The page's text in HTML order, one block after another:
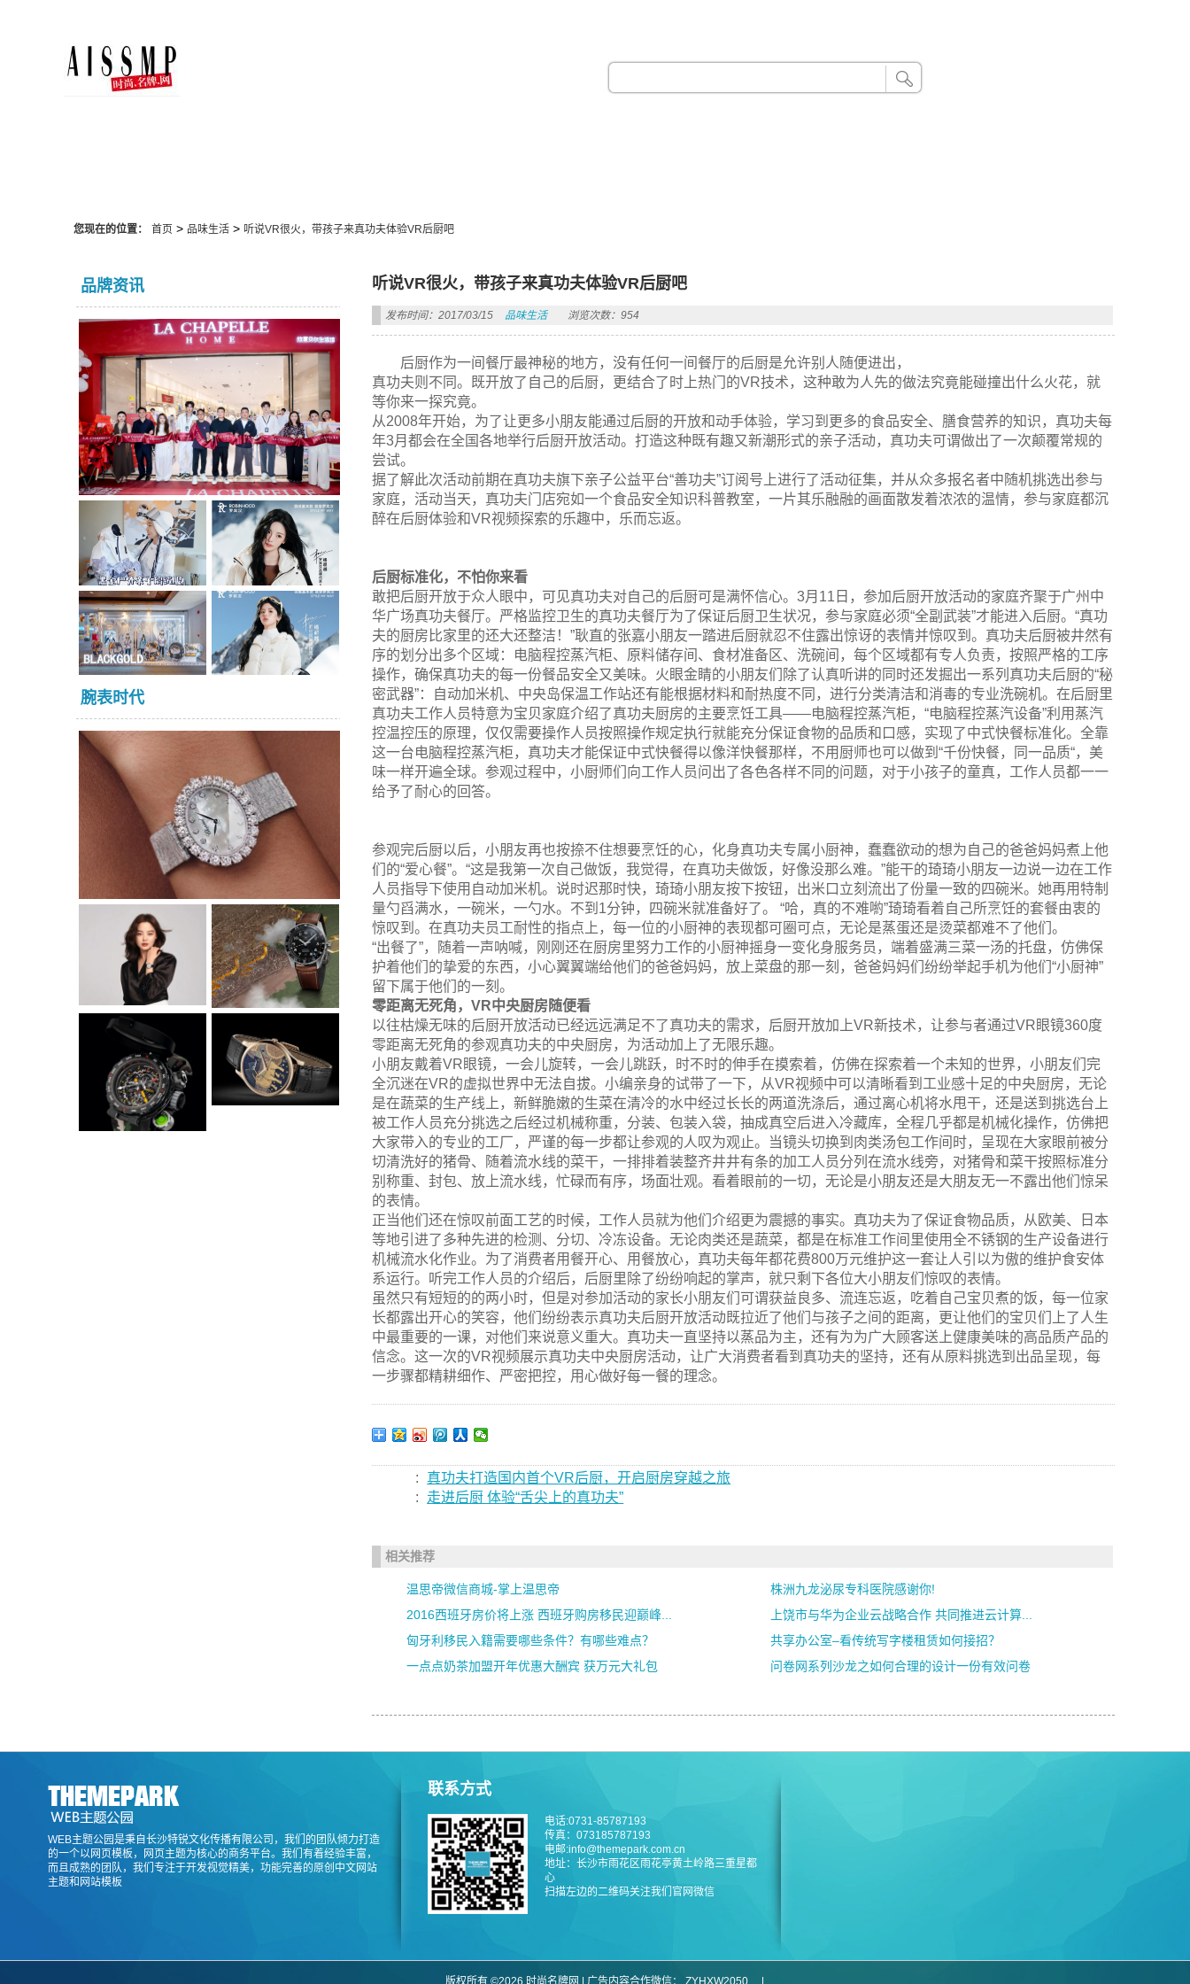
您现在的位置： 首页> 品味生活> 听说VR很火，带孩子来真功夫体验VR后厨吧
品牌资讯
腕表时代
听说VR很火，带孩子来真功夫体验VR后厨吧
发布时间：2017/03/15 品味生活 浏览次数：954
后厨作为一间餐厅最神秘的地方，没有任何一间餐厅的后厨是允许别人随便进出，
真功夫则不同。既开放了自己的后厨，更结合了时上热门的VR技术，这种敢为人先的做法究竟能碰撞出什么火花，就
等你来一探究竟。
从2008年开始，为了让更多小朋友能通过后厨的开放和动手体验，学习到更多的食品安全、膳食营养的知识，真功夫每
年3月都会在全国各地举行后厨开放活动。打造这种既有趣又新潮形式的亲子活动，真功夫可谓做出了一次颠覆常规的
尝试。
据了解此次活动前期在真功夫旗下亲子公益平台“善功夫”订阅号上进行了活动征集，并从众多报名者中随机挑选出参与
家庭，活动当天，真功夫门店宛如一个食品安全知识科普教室，一片其乐融融的画面散发着浓浓的温情，参与家庭都沉
醉在后厨体验和VR视频探索的乐趣中，乐而忘返。
后厨标准化，不怕你来看
敢把后厨开放于众人眼中，可见真功夫对自己的后厨可是满怀信心。3月11日，参加后厨开放活动的家庭齐聚于广州中
华广场真功夫餐厅。严格监控卫生的真功夫餐厅为了保证后厨卫生状况，参与家庭必须“全副武装”才能进入后厨。“真功
夫的厨房比家里的还大还整洁！”耿直的张嘉小朋友一踏进后厨就忍不住露出惊讶的表情并惊叹到。真功夫后厨被井然有
序的划分出多个区域：电脑程控蒸汽柜、原料储存间、食材准备区、洗碗间，每个区域都有专人负责，按照严格的工序
操作，确保真功夫的每一份餐品安全又美味。火眼金睛的小朋友们除了认真听讲的同时还发掘出一系列真功夫后厨的“秘
密武器”：自动加米机、中央岛保温工作站还有能根据材料和耐热度不同，进行分类清洁和消毒的专业洗碗机。在后厨里
真功夫工作人员特意为宝贝家庭介绍了真功夫厨房的主要烹饪工具——电脑程控蒸汽柜，“电脑程控蒸汽设备”利用蒸汽
控温控压的原理，仅仅需要操作人员按照操作规定执行就能充分保证食物的品质和口感，实现了中式快餐标准化。全靠
这一台电脑程控蒸汽柜，真功夫才能保证中式快餐得以像洋快餐那样，不用厨师也可以做到“千份快餐，同一品质“，美
味一样开遍全球。参观过程中，小厨师们向工作人员问出了各色各样不同的问题，对于小孩子的童真，工作人员都一一
给予了耐心的回答。
参观完后厨以后，小朋友再也按捺不住想要烹饪的心，化身真功夫专属小厨神，蠢蠢欲动的想为自己的爸爸妈妈煮上他
们的“爱心餐”。“这是我第一次自己做饭，我觉得，在真功夫做饭，好像没那么难。”能干的琦琦小朋友一边说一边在工作
人员指导下使用自动加米机。说时迟那时快，琦琦小朋友按下按钮，出米口立刻流出了份量一致的四碗米。她再用特制
量勺舀满水，一碗米，一勺水。不到1分钟，四碗米就准备好了。 “哈，真的不难喲”琦琦看着自己所烹饪的套餐由衷的
惊叹到。在真功夫员工耐性的指点上，每一位的小厨神的表现都可圈可点，无论是蒸蛋还是烫菜都难不了他们。
“出餐了”，随着一声呐喊，刚刚还在厨房里努力工作的小厨神摇身一变化身服务员，端着盛满三菜一汤的托盘，仿佛保
护着他们的挚爱的东西，小心翼翼端给他们的爸爸妈妈，放上菜盘的那一刻，爸爸妈妈们纷纷举起手机为他们“小厨神”
留下属于他们的一刻。
零距离无死角，VR中央厨房随便看
以往枯燥无味的后厨开放活动已经远远满足不了真功夫的需求，后厨开放加上VR新技术，让参与者通过VR眼镜360度
零距离无死角的参观真功夫的中央厨房，为活动加上了无限乐趣。
小朋友戴着VR眼镜，一会儿旋转，一会儿跳跃，时不时的伸手在摸索着，仿佛在探索着一个未知的世界，小朋友们完
全沉迷在VR的虚拟世界中无法自拔。小编亲身的试带了一下，从VR视频中可以清晰看到工业感十足的中央厨房，无论
是在蔬菜的生产线上，新鲜脆嫩的生菜在清冷的水中经过长长的两道洗涤后，通过离心机将水甩干，还是送到挑选台上
被工作人员充分挑选之后经过机械称重，分装、包装入袋，抽成真空后进入冷藏库，全程几乎都是机械化操作，仿佛把
大家带入的专业的工厂，严谨的每一步都让参观的人叹为观止。当镜头切换到肉类汤包工作间时，呈现在大家眼前被分
切清洗好的猪骨、随着流水线的菜干，一排排着装整齐井井有条的加工人员分列在流水线旁，对猪骨和菜干按照标准分
别称重、封包、放上流水线，忙碌而有序，场面壮观。看着眼前的一切，无论是小朋友还是大朋友无一不露出他们惊呆
的表情。
正当他们还在惊叹前面工艺的时候，工作人员就为他们介绍更为震撼的事实。真功夫为了保证食物品质，从欧美、日本
等地引进了多种先进的检测、分切、冷冻设备。无论肉类还是蔬菜，都是在标准工作间里使用全不锈钢的生产设备进行
机械流水化作业。为了消费者用餐开心、用餐放心，真功夫每年都花费800万元维护这一套让人引以为傲的维护食安体
系运行。听完工作人员的介绍后，后厨里除了纷纷响起的掌声，就只剩下各位大小朋友们惊叹的表情。
虽然只有短短的的两小时，但是对参加活动的家长小朋友们可谓获益良多、流连忘返，吃着自己宝贝煮的饭，每一位家
长都露出开心的笑容，他们纷纷表示真功夫后厨开放活动既拉近了他们与孩子之间的距离，更让他们的宝贝们上了人生
中最重要的一课，对他们来说意义重大。真功夫一直坚持以蒸品为主，还有为为广大顾客送上健康美味的高品质产品的
信念。这一次的VR视频展示真功夫中央厨房活动，让广大消费者看到真功夫的坚持，还有从原料挑选到出品呈现，每
一步骤都精耕细作、严密把控，用心做好每一餐的理念。
:
真功夫打造国内首个VR后厨，开启厨房穿越之旅
:
走进后厨 体验“舌尖上的真功夫”
相关推荐
温思帝微信商城-掌上温思帝
株洲九龙泌尿专科医院感谢你!
2016西班牙房价将上涨 西班牙购房移民迎巅峰...
上饶市与华为企业云战略合作 共同推进云计算...
匈牙利移民入籍需要哪些条件？有哪些难点？
共享办公室–看传统写字楼租赁如何接招？
一点点奶茶加盟开年优惠大酬宾 获万元大礼包
问卷网系列沙龙之如何合理的设计一份有效问卷
WEB主题公园是秉自长沙特锐文化传播有限公司，我们的团队倾力打造
的一个以网页模板，网页主题为核心的商务平台。我们有着经验丰富，
而且成熟的团队，我们专注于开发视觉精美，功能完善的原创中文网站
主题和网站模板
联系方式
电话:0731-85787193
传真：073185787193
电邮:info@themepark.com.cn
地址：长沙市雨花区雨花亭黄土岭路三重星都
心
扫描左边的二维码关注我们官网微信
版权所有 ©2026 时尚名牌网 | 广告内容合作微信： ZYHXW2050